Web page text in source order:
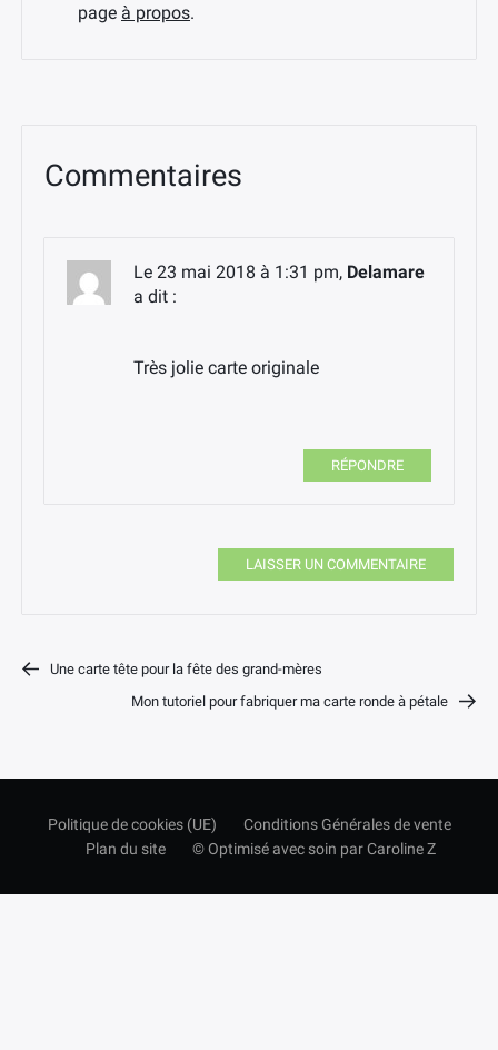
page à propos.
Commentaires
Le 23 mai 2018 à 1:31 pm, Delamare
a dit :
Très jolie carte originale
RÉPONDRE
LAISSER UN COMMENTAIRE
Une carte tête pour la fête des grand-mères
Mon tutoriel pour fabriquer ma carte ronde à pétale
Politique de cookies (UE)
Conditions Générales de vente
Plan du site
© Optimisé avec soin par Caroline Z